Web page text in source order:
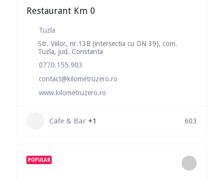
Restaurant Km 0
Tuzla
Str. Viilor, nr.13B (intersectia cu DN 39), com.
Tuzla, jud. Constanta
0770.155.903
contact@kilometruzero.ro
www.kilometruzero.ro
Cafe & Bar +1 603
POPULAR